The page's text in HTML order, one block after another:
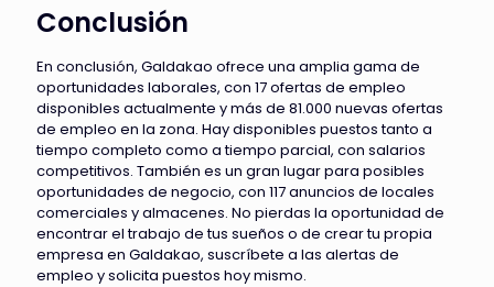
Conclusión
En conclusión, Galdakao ofrece una amplia gama de
oportunidades laborales, con 17 ofertas de empleo
disponibles actualmente y más de 81.000 nuevas ofertas
de empleo en la zona. Hay disponibles puestos tanto a
tiempo completo como a tiempo parcial, con salarios
competitivos. También es un gran lugar para posibles
oportunidades de negocio, con 117 anuncios de locales
comerciales y almacenes. No pierdas la oportunidad de
encontrar el trabajo de tus sueños o de crear tu propia
empresa en Galdakao, suscríbete a las alertas de
empleo y solicita puestos hoy mismo.